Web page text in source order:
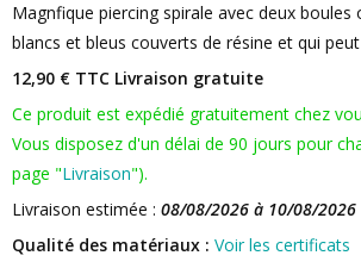
Magnfique piercing spirale avec deux boules
blancs et bleus couverts de résine et qui peut
12,90 € TTC Livraison gratuite
Ce produit est expédié gratuitement chez
Vous disposez d'un délai de 90 jours pour
page "Livraison").
Livraison estimée : 08/08/2026 à 10/08/2026
Qualité des matériaux : Voir les certificats